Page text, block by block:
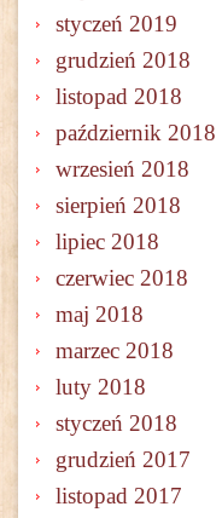
styczeń 2019
grudzień 2018
listopad 2018
październik 2018
wrzesień 2018
sierpień 2018
lipiec 2018
czerwiec 2018
maj 2018
marzec 2018
luty 2018
styczeń 2018
grudzień 2017
listopad 2017